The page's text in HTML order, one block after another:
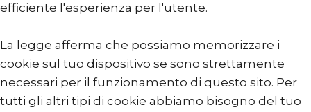
efficiente l'esperienza per l'utente.
La legge afferma che possiamo memorizzare i
cookie sul tuo dispositivo se sono strettamente
necessari per il funzionamento di questo sito. Per
tutti gli altri tipi di cookie abbiamo bisogno del tuo